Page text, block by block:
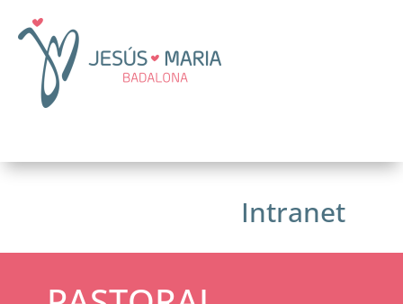
Intranet